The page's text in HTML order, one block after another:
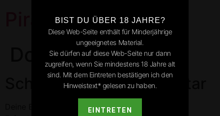
Pirates Park
Donaueschingen
Schreibe einen Kommentar
Deine E-Mail-Adresse wird nicht veröffentlicht.
BIST DU ÜBER 18 JAHRE?
Diese Web-Seite enthält für Minderjährige
ungeeignetes Material.
Sie dürfen auf diese Web-Seite nur dann
zugreifen, wenn Sie mindestens 18 Jahre alt
sind. Mit dem Eintreten bestätigen ich den
Hinweistext* gelesen zu haben.
EINTRETEN